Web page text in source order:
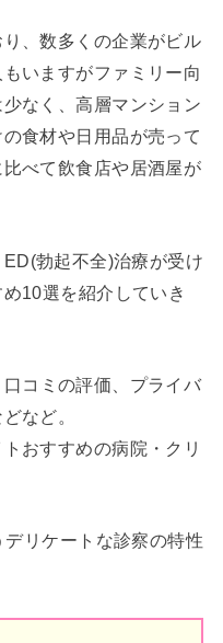
、数多くの企業がビル
いますがファミリー向
なく、高層マンション
食材や日用品が売って
べて飲食店や居酒屋が
勃起不全)治療が受け
10選を紹介していき
コミの評価、プライバ
など。
おすすめの病院・クリ
リケートな診察の特性